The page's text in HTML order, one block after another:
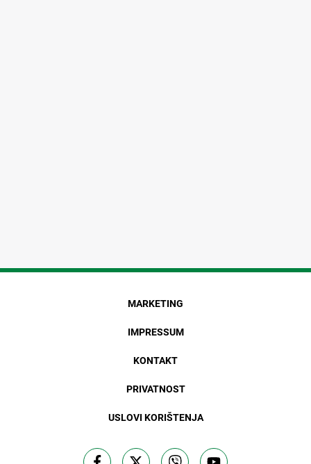
MARKETING
IMPRESSUM
KONTAKT
PRIVATNOST
USLOVI KORIŠTENJA